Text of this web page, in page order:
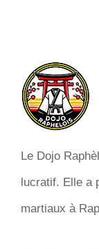
Le Dojo
lucratif. Elle a
martiaux à